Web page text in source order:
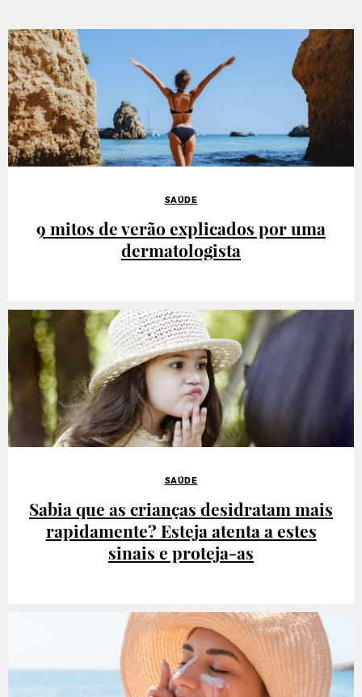
SAÚDE
9 mitos de verão explicados por uma
dermatologista
SAÚDE
Sabia que as crianças desidratam mais
rapidamente? Esteja atenta a estes
sinais e proteja-as